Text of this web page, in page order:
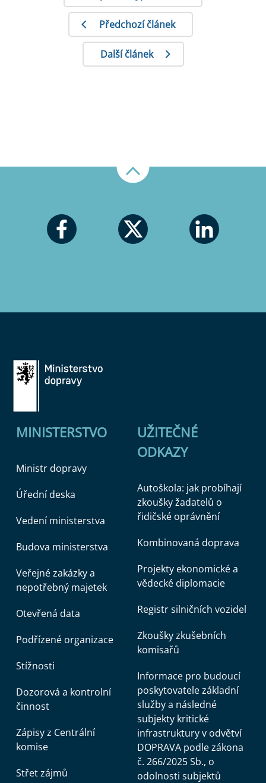
Předchozí článek
Další článek
MINISTERSTVO
Ministr dopravy
Úřední deska
Vedení ministerstva
Budova ministerstva
Veřejné zakázky a
nepotřebný majetek
Otevřená data
Podřízené organizace
Stížnosti
Dozorová a kontrolní
činnost
Zápisy z Centrální
komise
Střet zájmů
UŽITEČNÉ
ODKAZY
Autoškola: jak probíhají
zkoušky žadatelů o
řidičské oprávnění
Kombinovaná doprava
Projekty ekonomické a
vědecké diplomacie
Registr silničních vozidel
Zkoušky zkušebních
komisařů
Informace pro budoucí
poskytovatele základní
služby a následné
subjekty kritické
infrastruktury v odvětví
DOPRAVA podle zákona
č. 266/2025 Sb., o
odolnosti subjektů